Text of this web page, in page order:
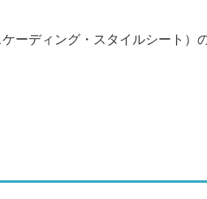
ーディング・スタイルシート）